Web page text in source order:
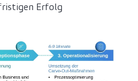
Erfolg